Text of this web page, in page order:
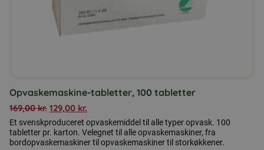
Opvaskemaskine-tabletter, 100 tabletter
169,00kr. 129,00 kr.
Et svenskproduceret opvaskemiddel til alle typer opvask. 100
tabletter pr. karton. Velegnet til alle opvaskemaskiner, fra
bordopvaskemaskiner til opvaskemaskiner til storkøkkener.